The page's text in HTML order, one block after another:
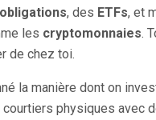
obligations, des ETFs, et
les cryptomonnaies.
de chez toi.
la manière dont on
physiques avec